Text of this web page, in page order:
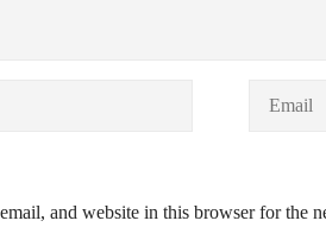
and website in this browser for the